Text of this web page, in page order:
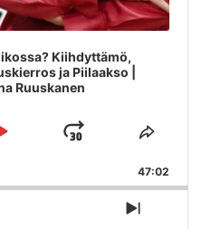
Kiihdyttämö,
ja Piilaakso |
Ruuskanen
JUMP
47:02
NEXT